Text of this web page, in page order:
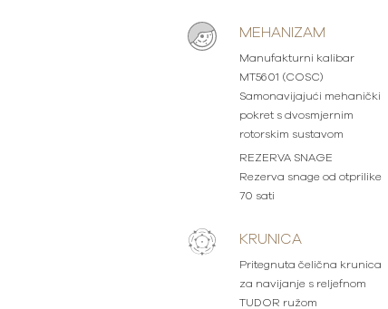
MEHANIZAM
Manufakturni kalibar
MT5601 (COSC)
Samonavijajući mehanički
pokret s dvosmjernim
rotorskim sustavom
REZERVA SNAGE
Rezerva snage od otprilike
70 sati
KRUNICA
Pritegnuta čelična krunica
za navijanje s reljefnom
TUDOR ružom